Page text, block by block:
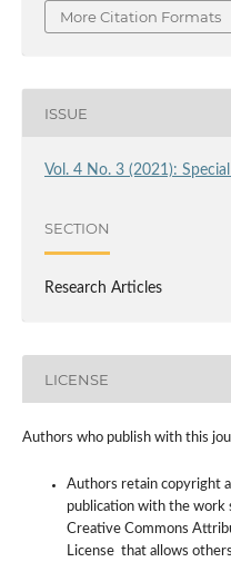
More Citation Formats
ISSUE
Vol. 4 No. 3 (2021):
SECTION
Research Articles
LICENSE
Authors who publish with this
Authors retain copyright
publication with the work
Creative Commons
License that allows